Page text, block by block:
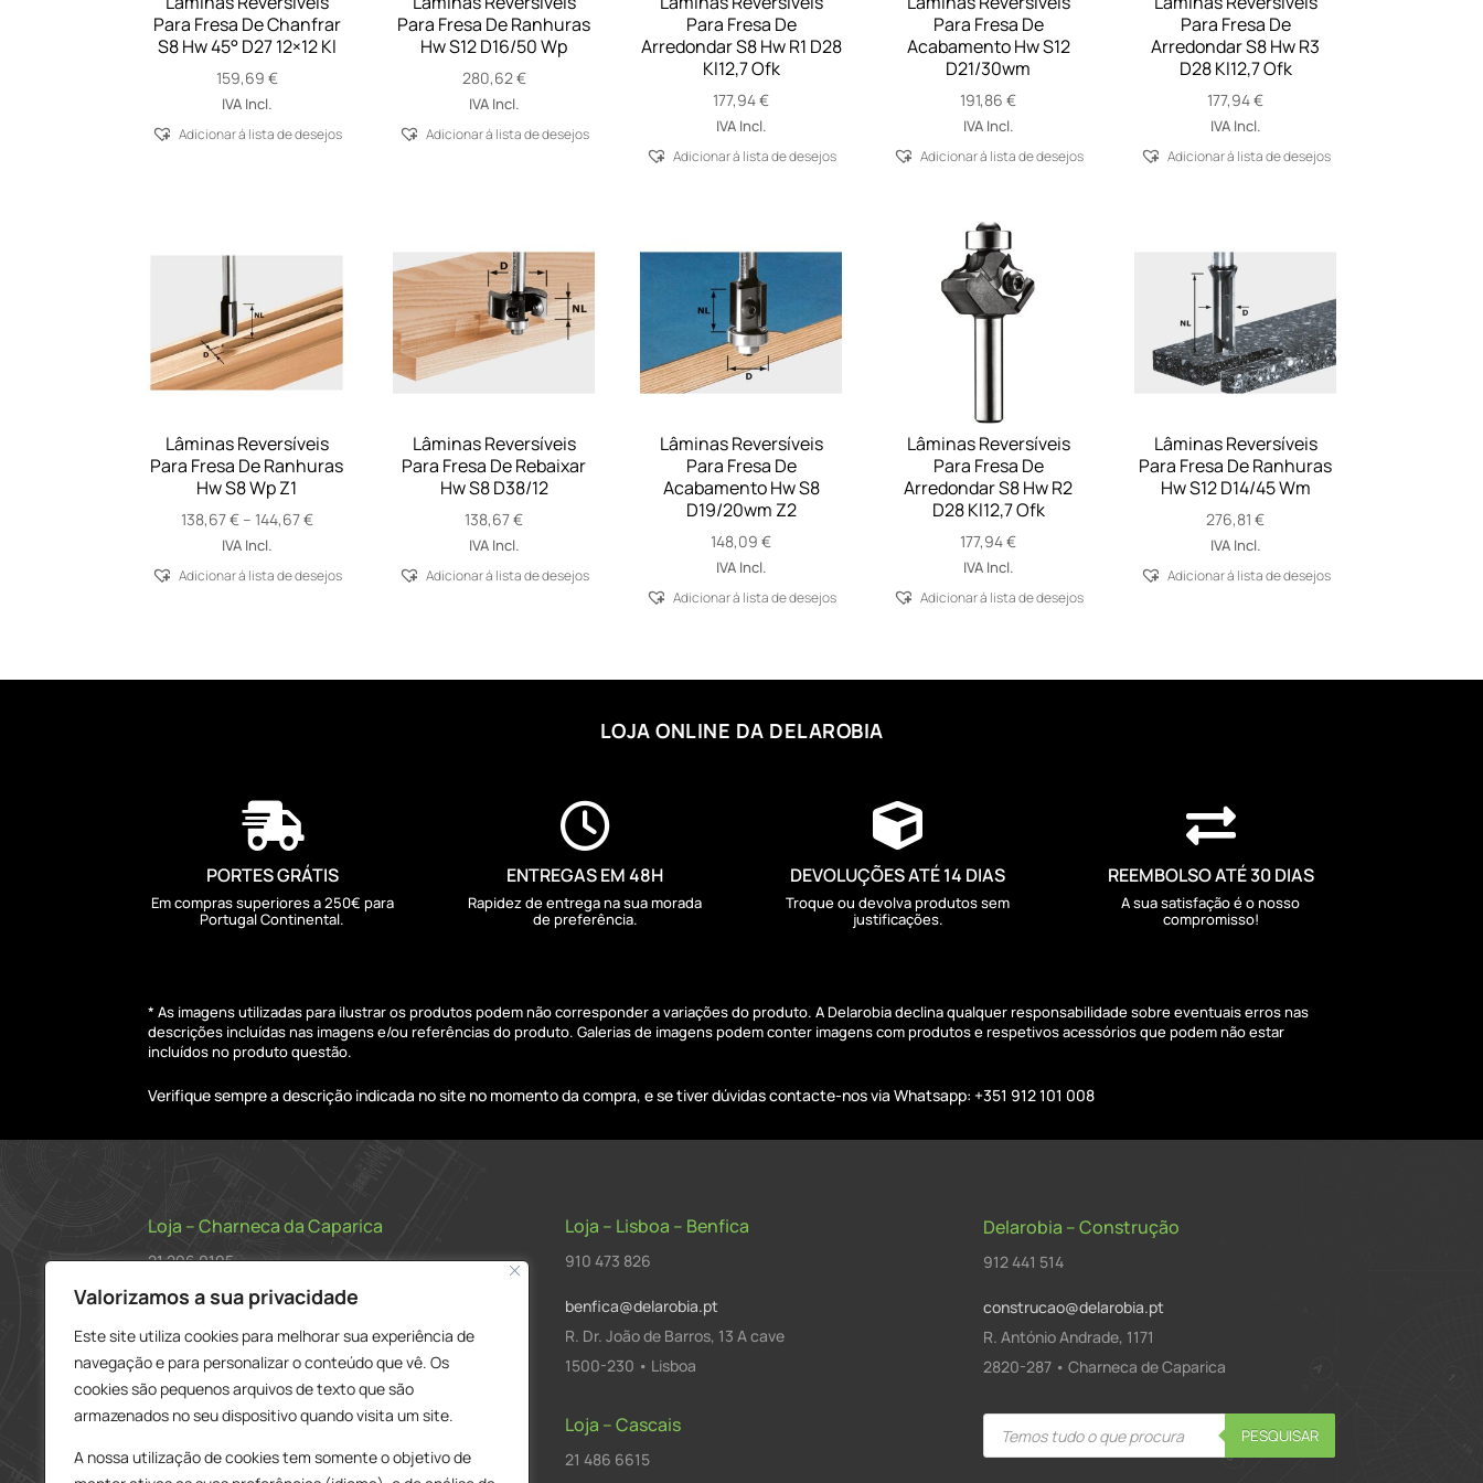
Valorizamos a sua privacidade
Este site utiliza cookies para melhorar sua experiência de
navegação e para personalizar o conteúdo que vê. Os
cookies são pequenos arquivos de texto que são
armazenados no seu dispositivo quando visita um site.
A nossa utilização de cookies tem somente o objetivo de
Para Fresa De Chanfrar
S8 Hw 45° D27 12×12 Kl
159,69 €
IVA Incl.
Adicionar á lista de desejos
Para Fresa De Ranhuras
Hw S12 D16/50 Wp
280,62€
IVA Incl.
Adicionar á lista de desejos
Para Fresa De
Arredondar S8 Hw R1 D28
Kl12,7 Ofk
177,94€
IVA Incl.
Adicionar á lista de desejos
Para Fresa De
Acabamento Hw S12
D21/30wm
191,86€
IVA Incl.
Adicionar á lista de desejos
Para Fresa De
Arredondar S8 Hw R3
D28 Kl12,7 Ofk
177,94€
IVA Incl.
Adicionar á lista de desejos
Lâminas Reversíveis
Para Fresa De Ranhuras
Hw S8 Wp Z1
138,67€ – 144,67€Price
through
IVA Incl.
Adicionar á lista de desejos
Lâminas Reversíveis
Para Fresa De Rebaixar
Hw S8 D38/12
138,67€
IVA Incl.
Adicionar á lista de desejos
Lâminas Reversíveis
Para Fresa De
Acabamento Hw S8
D19/20wm Z2
148,09€
IVA Incl.
Adicionar á lista de desejos
Lâminas Reversíveis
Para Fresa De
Arredondar S8 Hw R2
D28 Kl12,7 Ofk
177,94€
IVA Incl.
Adicionar á lista de desejos
Lâminas Reversíveis
Para Fresa De Ranhuras
Hw S12 D14/45 Wm
276,81€
IVA Incl.
Adicionar á lista de desejos
LOJA ONLINE DA DELAROBIA

PORTES GRÁTIS
Em compras superiores a 250€ para
Portugal Continental.

ENTREGAS EM 48H
Rapidez de entrega na sua morada
de preferência.

DEVOLUÇÕES ATÉ 14 DIAS
Troque ou devolva produtos sem
justificações.

REEMBOLSO ATÉ 30 DIAS
A sua satisfação é o nosso
compromisso!
* As imagens utilizadas para ilustrar os produtos podem não corresponder a variações do produto. A Delarobia declina qualquer responsabilidade sobre eventuais erros nas
descrições incluídas nas imagens e/ou referências do produto. Galerias de imagens podem conter imagens com produtos e respetivos acessórios que podem não estar
incluídos no produto questão.
Verifique sempre a descrição indicada no site no momento da compra, e se tiver dúvidas contacte-nos via Whatsapp: +351 912 101 008
Loja – Charneca da Caparica
21 296 0195
912 606 251
charneca@delarobia.pt
R. António Andrade, 1116
2820-287 • Charneca da Caparica
Loja – Lisboa – Benfica
910 473 826
benfica@delarobia.pt
R. Dr. João de Barros, 13 A cave
1500-230 • Lisboa
Loja – Tires
214 453 329
Loja – Cascais
21 486 6615
Delarobia – Construção
912 441 514
construcao@delarobia.pt
R. António Andrade, 1171
2820-287 • Charneca de Caparica
Products
search PESQUISAR